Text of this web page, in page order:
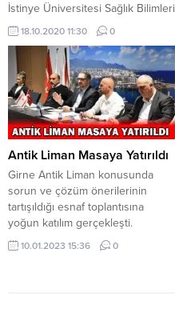
İstinye Üniversitesi Sağlık Bilimleri
Fakültesi, Beslenme Diyetetik
Bölüm Başkanı Prof. Dr. Funda
Elmacıoğlu okulların açılmasıyla
çocukların bağışıklık sisteminin
korunması adına yapılması
gerekenleri anlattı.Prof. Dr. Funda
Elmacıoğlu, “Çocuklar evlerden
aylarca dışarı çıkamadı. Evde
kaldıkları süre içerisinde yeterli
ve dengeli beslenme kurallarına
uyarak beslendi. Çocuklar sabah
okulla gidiyorsa okula gitmeden
önce...
18.10.2020 11:30 0
Antik Liman Masaya Yatırıldı
Girne Antik Liman konusunda
sorun ve çözüm önerilerinin
tartışıldığı esnaf toplantısına
yoğun katılım gerçekleşti.
Girne Antik Limanı ile ilgili
sorunların ve çözüm önerilerinin
10.01.2023 15:36 0